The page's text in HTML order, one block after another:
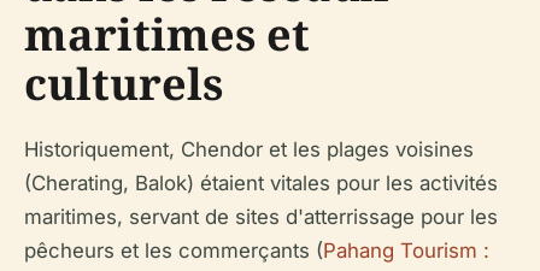
maritimes et
culturels
Historiquement, Chendor et les plages voisines
(Cherating, Balok) étaient vitales pour les activités
maritimes, servant de sites d'atterrissage pour les
pêcheurs et les commerçants (Pahang Tourism :